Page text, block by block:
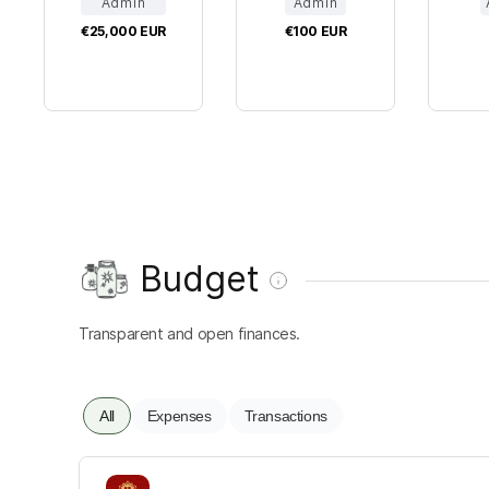
€25,000 EUR
€100 EUR
Budget
Transparent and open finances.
All Expenses Transactions